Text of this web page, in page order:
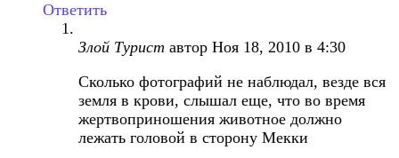
Ответить
Злой Турист автор Ноя 18, 2010 в 4:30
Сколько фотографий не наблюдал, везде вся
земля в крови, слышал еще, что во время
жертвоприношения животное должно
лежать головой в сторону Мекки